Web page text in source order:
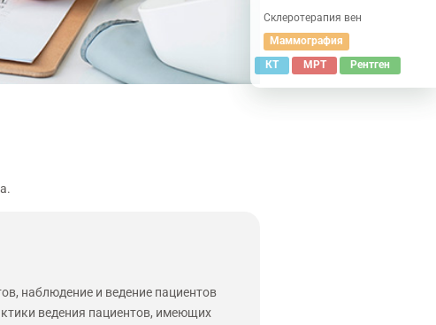
наблюдение и ведение пациентов
ведения пациентов, имеющих
Склеротерапия вен
Маммография
КТ
МРТ Рентген